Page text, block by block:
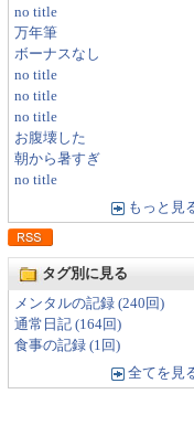
no title
万年筆
ボーナスなし
no title
no title
no title
お腹壊した
朝から暑すぎ
no title
もっと見
タグ別に見る
メンタルの記録 (240回)
通常日記 (164回)
食事の記録 (1回)
全てを見